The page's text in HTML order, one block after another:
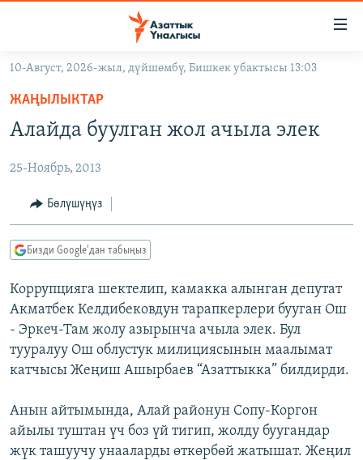
Навигацияга
өтүңүз
Издөөгө
салыңыз
КЫРГЫЗСТАН
САЯСАТ
ЭКОНОМИКА
ДҮЙНӨ
ДҮЙНӨ
БОРБОР АЗИЯ
УКРАИНА
АТАЙЫН ИЛИКТӨӨ
БҮГҮН АЗАТТЫКТА
ЭКСПЕРТТЕР ТАЛДАЙТ
БИЗ ЖАНА ДҮЙНӨ
ДАНИСТЕ
ЭЖЕ-СИҢДИЛЕР
АЗАТТЫК+
ЫҢГАЙСЫЗ СУРООЛОР
ПОДКАСТ
ӨЗГӨЧӨ ПИКИР
Русский
ОНЛАЙН ШЕРИНЕ
10-Август, 2026-жыл, дүйшөмбү, Бишкек убактысы 13:03
ЖАҢЫЛЫКТАР
Алайда буулган жол ачыла элек
25-Ноябрь, 2013
Бөлүшүңүз
Бизди Google'дан табыңыз
Коррупцияга шектелип, камакка алынган депутат
Акматбек Келдибековдун тарапкерлери бууган Ош
- Эркеч-Там жолу азырынча ачыла элек. Бул
тууралуу Ош облустук милициясынын маалымат
катчысы Жеңиш Ашырбаев “Азаттыкка” билдирди.
Анын айтымында, Алай районун Сопу-Коргон
айылы туштан үч боз үй тигип, жолду буугандар
жүк ташуучу унааларды өткөрбөй жатышат. Жеңил